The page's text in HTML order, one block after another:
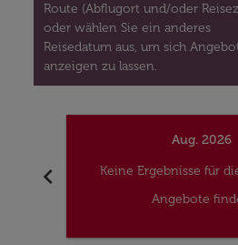
Route (Abflugort und/oder
oder wählen Sie ein anderes
Reisedatum aus, um sich
anzeigen zu lassen.
chevron_left
Aug. 2026
Keine Ergebnisse für
Angebote